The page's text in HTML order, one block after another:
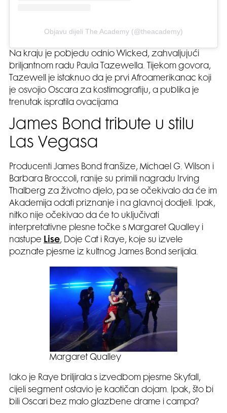
Objavu dijeli The Academy (@theacademy)
Na kraju je pobjedu odnio Wicked, zahvaljujući
briljantnom radu Paula Tazewella. Tijekom govora,
Tazewell je istaknuo da je prvi Afroamerikanac koji
je osvojio Oscara za kostimografiju, a publika je
trenutak ispratila ovacijama
James Bond tribute u stilu
Las Vegasa
Producenti James Bond franšize, Michael G. Wilson i
Barbara Broccoli, ranije su primili nagradu Irving
Thalberg za životno djelo, pa se očekivalo da će im
Akademija odati priznanje i na glavnoj dodjeli. Ipak,
nitko nije očekivao da će to uključivati
interpretativne plesne točke s Margaret Qualley i
nastupe Lise, Doje Cat i Raye, koje su izvele
poznate pjesme iz kultnog James Bond serijala.
Margaret Qualley
Iako je Raye briljirala s izvedbom pjesme Skyfall,
cijeli segment ostavio je kaotičan dojam. Ipak, što bi
bili Oscari bez malo glazbene drame i campa?